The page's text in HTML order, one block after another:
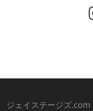
https://www.facebook.com/jstages/
ジェイステージズ.com